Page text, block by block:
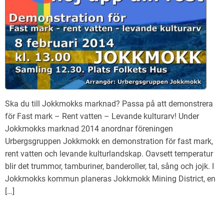
Ska du till Jokkmokks marknad? Passa på att demonstrera
för Fast mark – Rent vatten – Levande kulturarv! Under
Jokkmokks marknad 2014 anordnar föreningen
Urbergsgruppen Jokkmokk en demonstration för fast mark,
rent vatten och levande kulturlandskap. Oavsett temperatur
blir det trummor, tamburiner, banderoller, tal, sång och jojk. I
Jokkmokks kommun planeras Jokkmokk Mining District, en
[…]